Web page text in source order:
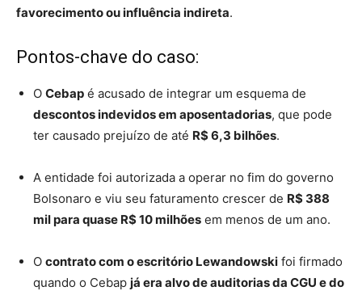
favorecimento ou influência indireta.
Pontos-chave do caso:
O Cebap é acusado de integrar um esquema de
descontos indevidos em aposentadorias, que pode
ter causado prejuízo de até R$ 6,3 bilhões.
A entidade foi autorizada a operar no fim do governo
Bolsonaro e viu seu faturamento crescer de R$ 388
mil para quase R$ 10 milhões em menos de um ano.
O contrato com o escritório Lewandowski foi firmado
quando o Cebap já era alvo de auditorias da CGU e do